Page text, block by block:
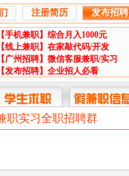
注册简历 发布招聘
手机兼职】综合月入1000元
线上兼职】在家敲代码/开发
广州招聘】微信客服兼职/实习
发布招聘】企业招人必看
职实习全职招聘群